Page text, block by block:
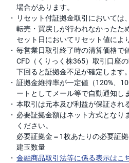
場合があります。
リセット付証拠金取引においては
転売・買戻しが行われなかったた
セット日においてリセット値によ
毎営業日取引終了時の清算価格で
CFD（くりっく株365）取引口座
下回ると証拠金不足が確定します。
証拠金維持率が一定値（120%、
ートとしてメール等で自動通知しま
本取引は元本及び利益が保証され
必要証拠金額はネット方式となり
ください。
必要証拠金＝1枚あたりの必要証
建玉数量
金融商品取引法等に係る表示はこ